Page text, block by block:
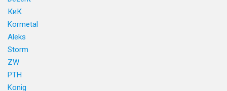
КиК
Kormetal
Aleks
Storm
ZW
PTH
Konig